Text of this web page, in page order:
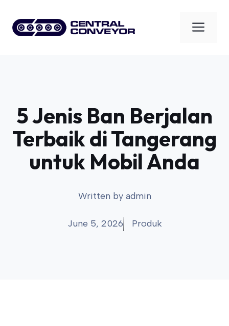
content
5 Jenis Ban Berjalan
Terbaik di Tangerang
untuk Mobil Anda
Written by admin
June 5, 2026 Produk